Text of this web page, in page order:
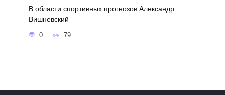
В области спортивных прогнозов Александр
Вишневский
0 79